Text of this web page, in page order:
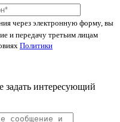
через электронную форму, вы
и передачу третьим лицам
Политики
интересующий